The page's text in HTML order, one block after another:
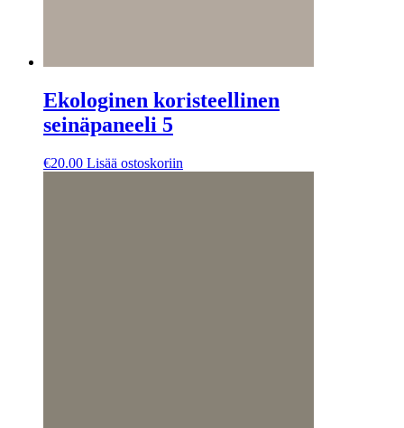
Ekologinen koristeellinen
seinäpaneeli 5
€20.00 Lisää ostoskoriin